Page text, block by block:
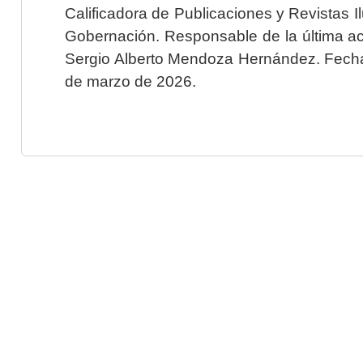
Calificadora de Publicaciones y Revistas
Gobernación. Responsable de la última
Sergio Alberto Mendoza Hernández.
de marzo de 2026.